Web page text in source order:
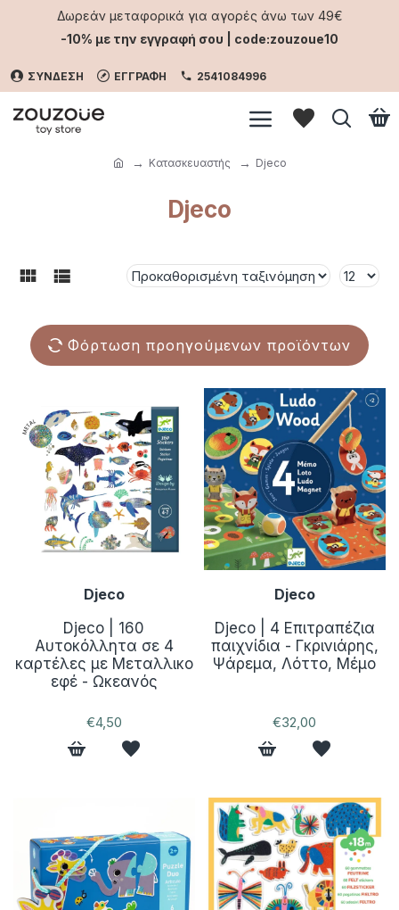
Δωρεάν μεταφορικά για αγορές άνω των 49€
-10% με την εγγραφή σου | code:zouzoue10
ΣΥΝΔΕΣΗ ΕΓΓΡΑΦΗ 2541084996
Κατασκευαστής Djeco
Djeco
Φόρτωση προηγούμενων προϊόντων
Djeco
Djeco | 160
Αυτοκόλλητα σε 4
καρτέλες με Μεταλλικο
εφέ - Ωκεανός
€4,50
Djeco
Djeco | 4 Επιτραπέζια
παιχνίδια - Γκρινιάρης,
Ψάρεμα, Λόττο, Μέμο
€32,00